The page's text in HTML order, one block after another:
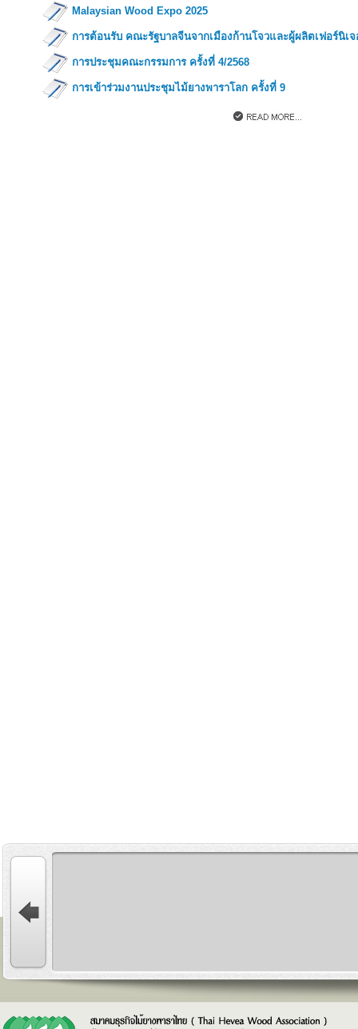
Malaysian Wood Expo 2025
การต้อนรับ คณะรัฐบาลจีนจากเมืองก้านโจวและผู้ผลิตเฟอร์นิเ
การประชุมคณะกรรมการ ครั้งที่ 4/2568
การเข้าร่วมงานประชุมไม้ยางพาราโลก ครั้งที่ 9